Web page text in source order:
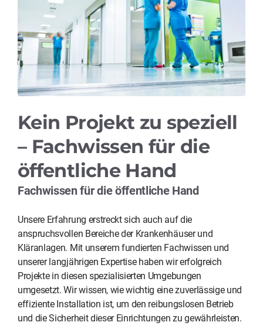
Kein Projekt zu speziell
– Fachwissen für die
öffentliche Hand
Fachwissen für die öffentliche Hand
Unsere Erfahrung erstreckt sich auch auf die
anspruchsvollen Bereiche der Krankenhäuser und
Kläranlagen. Mit unserem fundierten Fachwissen und
unserer langjährigen Expertise haben wir erfolgreich
Projekte in diesen spezialisierten Umgebungen
umgesetzt. Wir wissen, wie wichtig eine zuverlässige und
effiziente Installation ist, um den reibungslosen Betrieb
und die Sicherheit dieser Einrichtungen zu gewährleisten.